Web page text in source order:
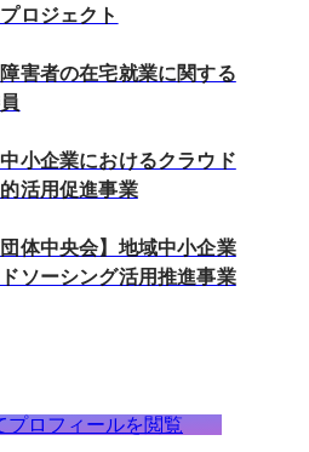
ロジェクト
障害者の在宅就業に関する
中小企業におけるクラウド
活用促進事業
団体中央会】地域中小企業
ソーシング活用推進事業
プロフィールを閲覧